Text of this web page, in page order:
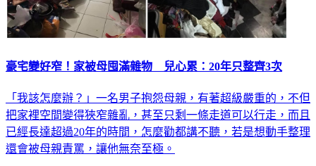
豪宅變好窄！家被母囤滿雜物 兒心累：20年只整齊3次
「我該怎麼辦？」一名男子抱怨母親，有著超級嚴重的，不但
把家裡空間變得狹窄雜亂，甚至只剩一條走道可以行走，而且
已經長達超過20年的時間，怎麼勸都講不聽，若是想動手整理
還會被母親責罵，讓他無奈至極。